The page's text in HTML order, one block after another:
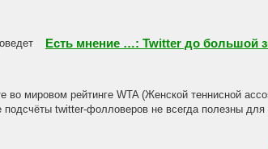
Есть мнение …: Twitter до большой
мировом рейтинге WTA (Женской теннисной
twitter-фолловеров не всегда полезны для